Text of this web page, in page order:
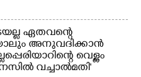
ഏതവന്റെ
അനുവദിക്കാൻ
വെള്ളം
വച്ചാൽമതി'